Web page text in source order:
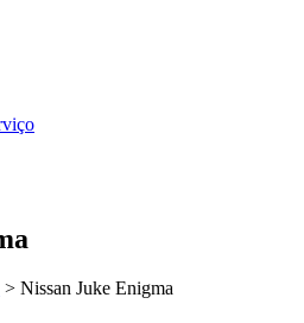
> Nissan Juke Enigma